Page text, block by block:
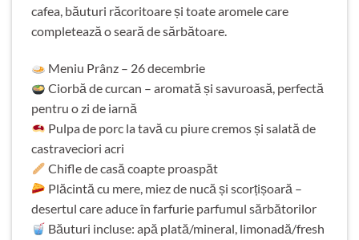
cafea, băuturi răcoritoare și toate aromele care
completează o seară de sărbătoare.
Meniu Prânz – 26 decembrie
Ciorbă de curcan – aromată și savuroasă, perfectă
pentru o zi de iarnă
Pulpa de porc la tavă cu piure cremos și salată de
castraveciori acri
Chifle de casă coapte proaspăt
Plăcintă cu mere, miez de nucă și scorțișoară –
desertul care aduce în farfurie parfumul sărbătorilor
Băuturi incluse: apă plată/mineral, limonadă/fresh